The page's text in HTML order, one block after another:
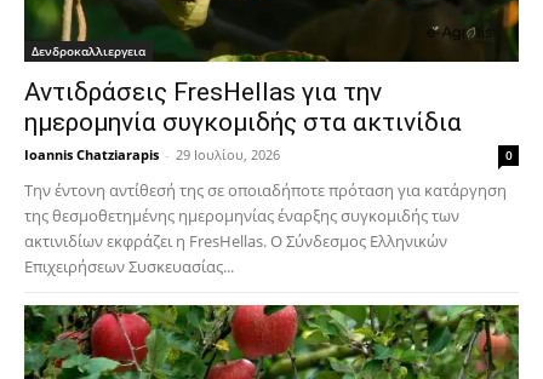
Δενδροκαλλιεργεια
Αντιδράσεις FresHellas για την
ημερομηνία συγκομιδής στα ακτινίδια
Ioannis Chatziarapis - 29 Ιουλίου, 2026 0
Την έντονη αντίθεσή της σε οποιαδήποτε πρόταση για κατάργηση
της θεσμοθετημένης ημερομηνίας έναρξης συγκομιδής των
ακτινιδίων εκφράζει η FresHellas. Ο Σύνδεσμος Ελληνικών
Επιχειρήσεων Συσκευασίας...